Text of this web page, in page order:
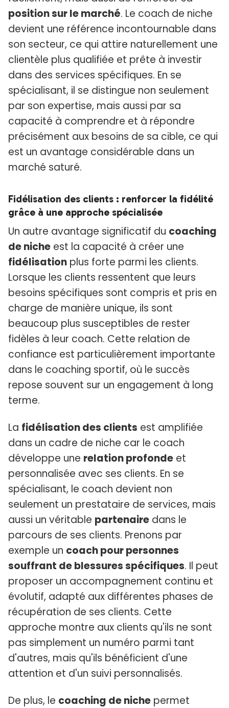
position sur le marché. Le coach de niche
devient une référence incontournable dans
son secteur, ce qui attire naturellement une
clientèle plus qualifiée et prête à investir
dans des services spécifiques. En se
spécialisant, il se distingue non seulement
par son expertise, mais aussi par sa
capacité à comprendre et à répondre
précisément aux besoins de sa cible, ce qui
est un avantage considérable dans un
marché saturé.
Fidélisation des clients : renforcer la fidélité
grâce à une approche spécialisée
Un autre avantage significatif du coaching
de niche est la capacité à créer une
fidélisation plus forte parmi les clients.
Lorsque les clients ressentent que leurs
besoins spécifiques sont compris et pris en
charge de manière unique, ils sont
beaucoup plus susceptibles de rester
fidèles à leur coach. Cette relation de
confiance est particulièrement importante
dans le coaching sportif, où le succès
repose souvent sur un engagement à long
terme.
La fidélisation des clients est amplifiée
dans un cadre de niche car le coach
développe une relation profonde et
personnalisée avec ses clients. En se
spécialisant, le coach devient non
seulement un prestataire de services, mais
aussi un véritable partenaire dans le
parcours de ses clients. Prenons par
exemple un coach pour personnes
souffrant de blessures spécifiques. Il peut
proposer un accompagnement continu et
évolutif, adapté aux différentes phases de
récupération de ses clients. Cette
approche montre aux clients qu'ils ne sont
pas simplement un numéro parmi tant
d'autres, mais qu'ils bénéficient d'une
attention et d'un suivi personnalisés.
De plus, le coaching de niche permet